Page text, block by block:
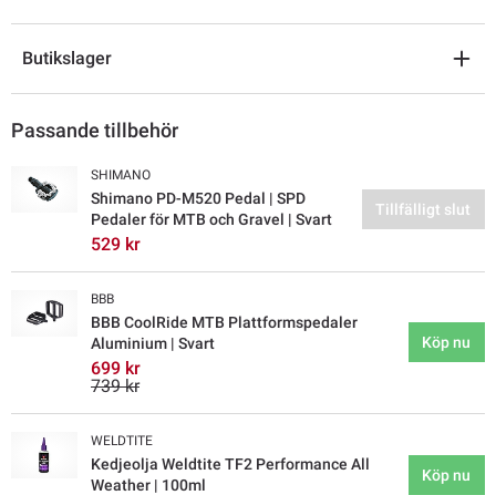
Butikslager
Passande tillbehör
SHIMANO
Shimano PD-M520 Pedal | SPD
Pedaler för MTB och Gravel | Svart
529 kr
Tillfälligt slut
BBB
BBB CoolRide MTB Plattformspedaler
Aluminium | Svart
699 kr
739 kr
Köp nu
WELDTITE
Kedjeolja Weldtite TF2 Performance All
Weather | 100ml
Köp nu